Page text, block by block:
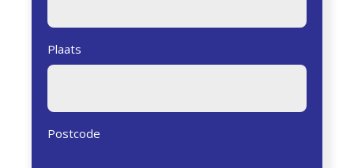
Plaats
Postcode